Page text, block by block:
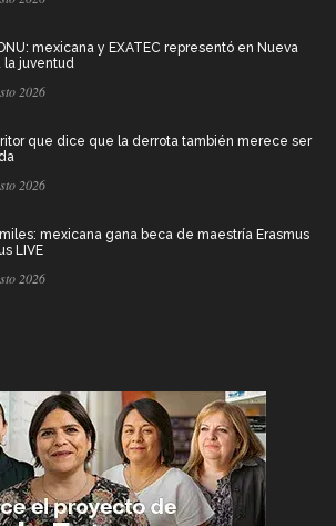
mexicana y EXATEC representó en Nueva
la juventud
2026
que dice que la derrota también merece ser
2026
mexicana gana beca de maestría Erasmus
LIVE
2026